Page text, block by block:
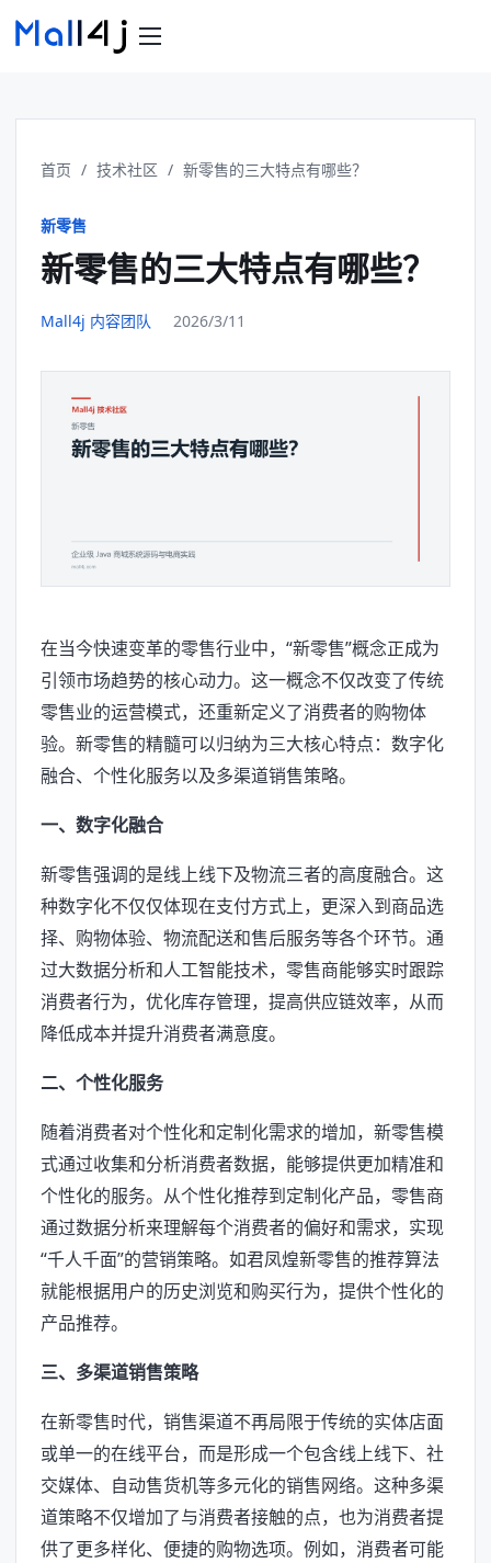
首页 / 技术社区 / 新零售的三大特点有哪些？
新零售
新零售的三大特点有哪些？
Mall4j 内容团队 2026/3/11
在当今快速变革的零售行业中，“新零售”概念正成为
引领市场趋势的核心动力。这一概念不仅改变了传统
零售业的运营模式，还重新定义了消费者的购物体
验。新零售的精髓可以归纳为三大核心特点：数字化
融合、个性化服务以及多渠道销售策略。
一、数字化融合
新零售强调的是线上线下及物流三者的高度融合。这
种数字化不仅仅体现在支付方式上，更深入到商品选
择、购物体验、物流配送和售后服务等各个环节。通
过大数据分析和人工智能技术，零售商能够实时跟踪
消费者行为，优化库存管理，提高供应链效率，从而
降低成本并提升消费者满意度。
二、个性化服务
随着消费者对个性化和定制化需求的增加，新零售模
式通过收集和分析消费者数据，能够提供更加精准和
个性化的服务。从个性化推荐到定制化产品，零售商
通过数据分析来理解每个消费者的偏好和需求，实现
“千人千面”的营销策略。如君凤煌新零售的推荐算法
就能根据用户的历史浏览和购买行为，提供个性化的
产品推荐。
三、多渠道销售策略
在新零售时代，销售渠道不再局限于传统的实体店面
或单一的在线平台，而是形成一个包含线上线下、社
交媒体、自动售货机等多元化的销售网络。这种多渠
道策略不仅增加了与消费者接触的点，也为消费者提
供了更多样化、便捷的购物选项。例如，消费者可能